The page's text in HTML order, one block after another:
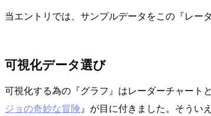
当エントリでは、サンプルデータをこの『レー
可視化データ選び
可視化する為の『グラフ』はレーダーチャート
ジョの奇妙な冒険』が目に付きました。そうい